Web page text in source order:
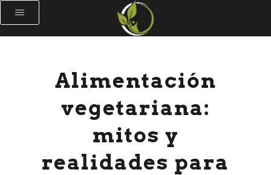
Alimentación
vegetariana:
mitos y
realidades para